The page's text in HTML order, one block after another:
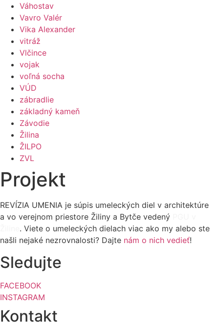
Váhostav
Vavro Valér
Vika Alexander
vitráž
Vlčince
vojak
voľná socha
VÚD
zábradlie
základný kameň
Závodie
Žilina
ŽILPO
ZVL
Projekt
REVÍZIA UMENIA je súpis umeleckých diel v architektúre
a vo verejnom priestore Žiliny a Bytče vedený
. Viete o umeleckých dielach viac ako my alebo ste
našli nejaké nezrovnalosti? Dajte nám o nich vedieť!
Sledujte
FACEBOOK
INSTAGRAM
Kontakt